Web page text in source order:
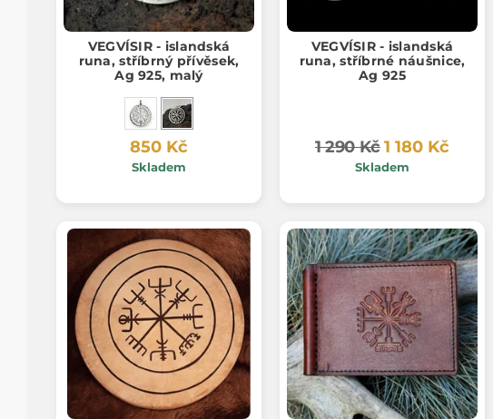
VEGVÍSIR - islandská
runa, stříbrný přívěsek,
Ag 925, malý
850 Kč
Skladem
VEGVÍSIR - islandská
runa, stříbrné náušnice,
Ag 925
1 290 Kč1 180 Kč
Skladem